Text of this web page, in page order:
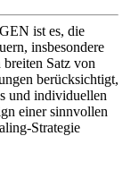
ist es, die
insbesondere
breiten Satz von
berücksichtigt,
und individuellen
einer sinnvollen
Strategie